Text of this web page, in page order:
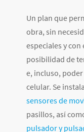
Un plan que
obra, sin
especiales y
posibilidad de
e, incluso,
celular. Se
sensores de
pasillos, así
pulsador y